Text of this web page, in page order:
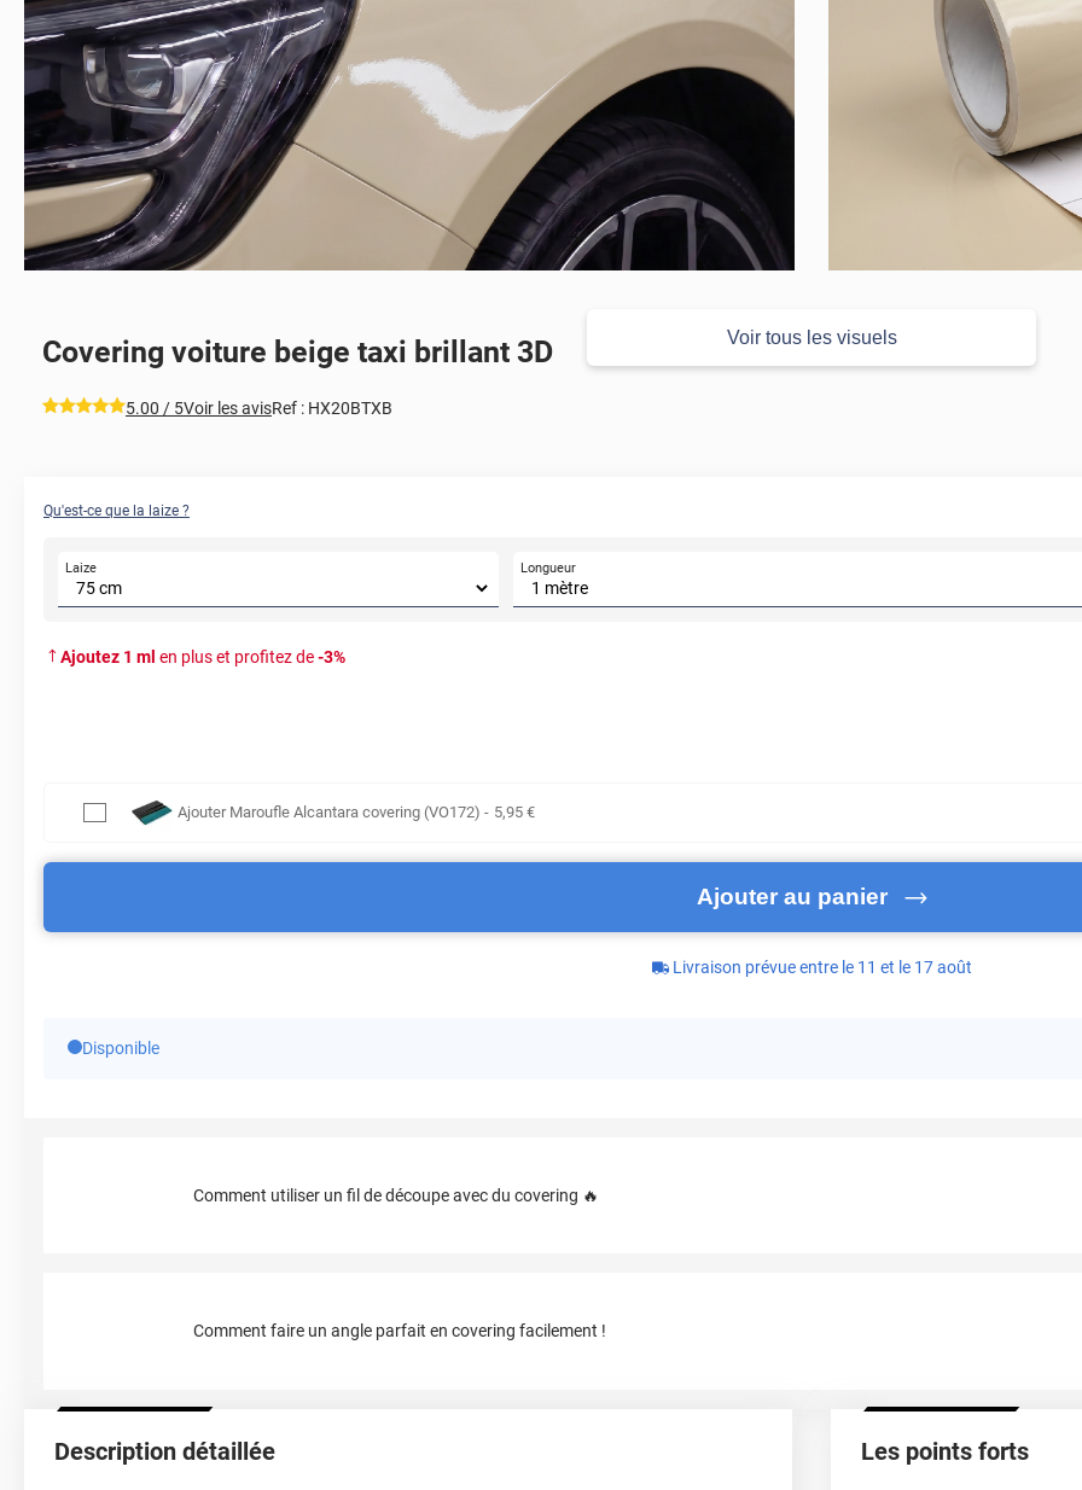
Voir tous les visuels
Covering voiture beige taxi brillant 3D
*****
5.00 / 5Voir les avisRef : HX20BTXB
Qu'est-ce que la laize ?
Laize Longueur
Ajoutez 1 ml en plus et profitez de-3%
Ajouter Maroufle Alcantara covering (VO172) - 5,95 €
Ajouter au panier
Livraison prévue entre le 11 et le 17 août
Disponible
Comment utiliser un fil de découpe avec du covering 🔥
Comment faire un angle parfait en covering facilement !
Description détaillée Les points forts